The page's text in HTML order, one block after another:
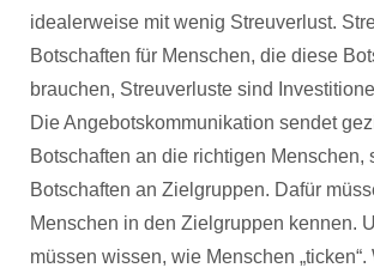
idealerweise mit wenig Streuverlust.
Botschaften für Menschen, die diese
brauchen, Streuverluste sind
Die Angebotskommunikation sendet
Botschaften an die richtigen Menschen,
Botschaften an Zielgruppen. Dafür
Menschen in den Zielgruppen kennen.
müssen wissen, wie Menschen „ticken“.